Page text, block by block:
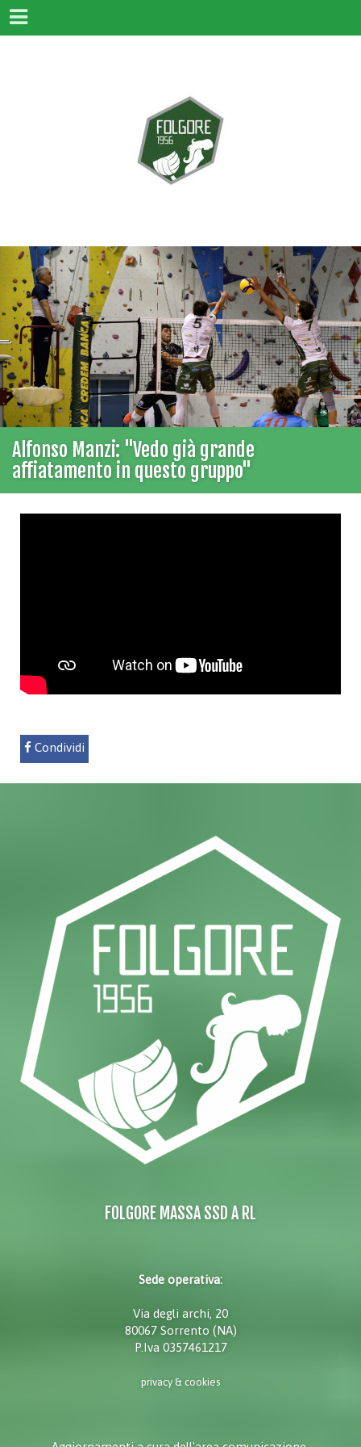
Alfonso Manzi: "Vedo già grande
affiatamento in questo gruppo"
Condividi
FOLGORE MASSA SSD A RL
Sede operativa:
Via degli archi, 20
80067 Sorrento (NA)
P.Iva 0357461217
privacy & cookies